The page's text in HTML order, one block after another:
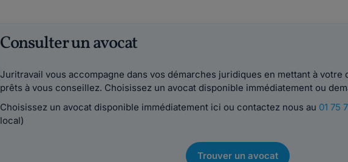
Consulter un avocat
Juritravail vous accompagne dans vos démarches juridiques en mettant à votre
prêts à vous conseillez. Choisissez un avocat disponible immédiatement ou
Choisissez un avocat disponible immédiatement ici ou contactez nous au 01 75
local)
Trouver un avocat